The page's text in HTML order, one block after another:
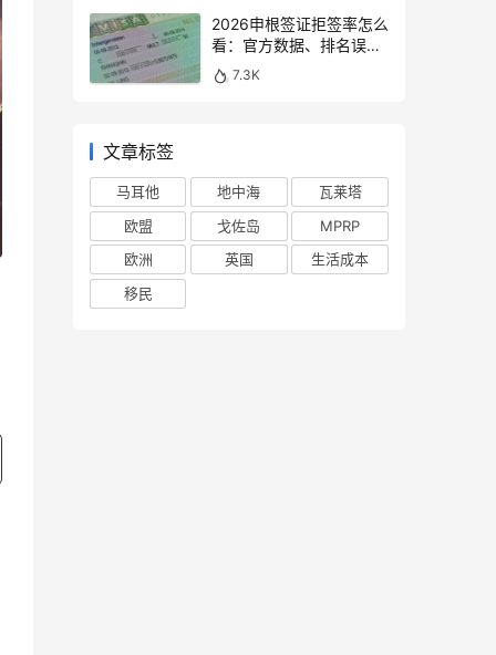
2026申根签证拒签率怎么
看：官方数据、排名误区
和申请避坑
7.3K
文章标签
马耳他 地中海
瓦莱塔
欧盟
戈佐岛
MPRP
欧洲
英国
生活成本
移民